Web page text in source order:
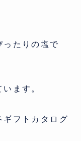
ったりの塩で
ます。
ギフトカタログ